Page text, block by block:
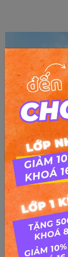
Điều cần biết
Điều cần biết
tuyển sinh
vì lĩnh vực đào
môn học được